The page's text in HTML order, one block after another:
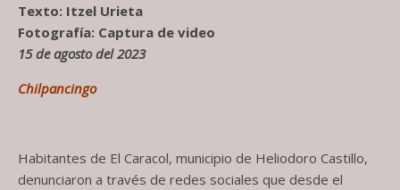
Texto: Itzel Urieta
Fotografía: Captura de video
15 de agosto del 2023
Chilpancingo
Habitantes de El Caracol, municipio de Heliodoro Castillo,
denunciaron a través de redes sociales que desde el